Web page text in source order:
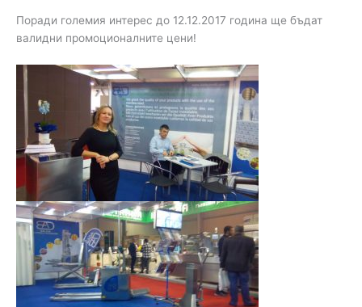
Поради големия интерес до 12.12.2017 година ще бъдат
валидни промоционалните цени!